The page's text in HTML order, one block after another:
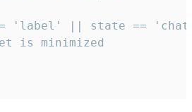
'label' || state ==
is minimized